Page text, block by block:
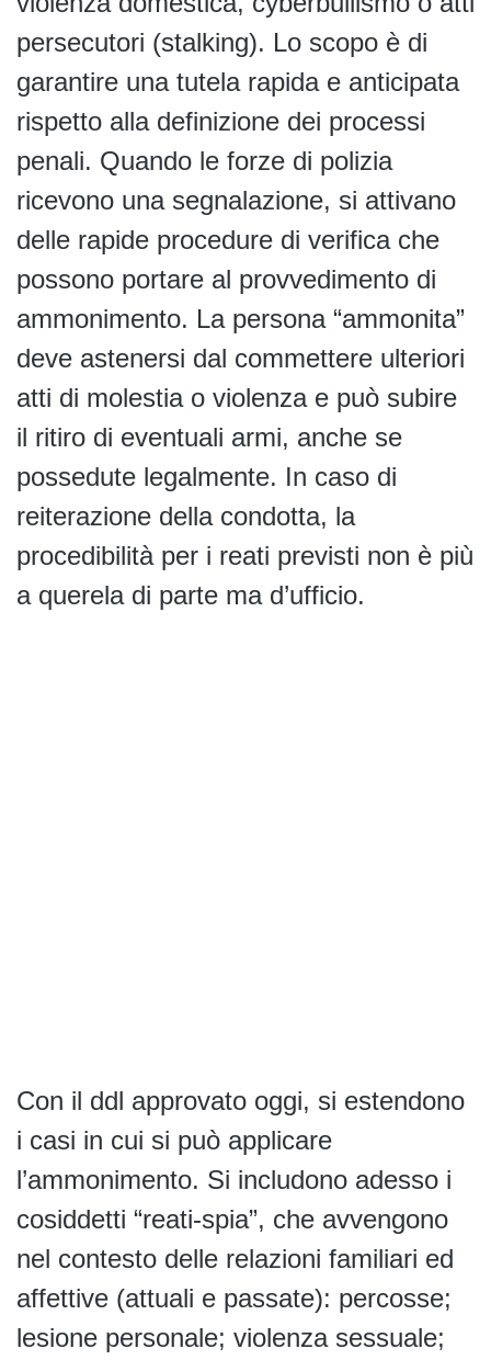
persecutori (stalking). Lo scopo è di
garantire una tutela rapida e anticipata
rispetto alla definizione dei processi
penali. Quando le forze di polizia
ricevono una segnalazione, si attivano
delle rapide procedure di verifica che
possono portare al provvedimento di
ammonimento. La persona “ammonita”
deve astenersi dal commettere ulteriori
atti di molestia o violenza e può subire
il ritiro di eventuali armi, anche se
possedute legalmente. In caso di
reiterazione della condotta, la
procedibilità per i reati previsti non è più
a querela di parte ma d’ufficio.
Con il ddl approvato oggi, si estendono
i casi in cui si può applicare
l’ammonimento. Si includono adesso i
cosiddetti “reati-spia”, che avvengono
nel contesto delle relazioni familiari ed
affettive (attuali e passate): percosse;
lesione personale; violenza sessuale;